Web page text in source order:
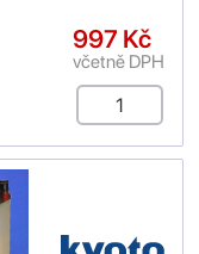
997 Kč
včetně DPH